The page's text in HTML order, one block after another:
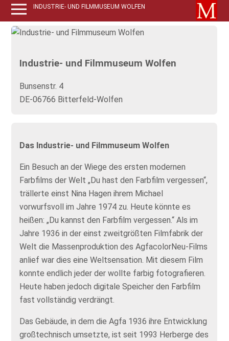
INDUSTRIE- UND FILMMUSEUM WOLFEN
Industrie- und Filmmuseum Wolfen
Bunsenstr. 4
DE-06766 Bitterfeld-Wolfen
Das Industrie- und Filmmuseum Wolfen
Ein Besuch an der Wiege des ersten modernen
Farbfilms der Welt „Du hast den Farbfilm vergessen“,
trällerte einst Nina Hagen ihrem Michael
vorwurfsvoll im Jahre 1974 zu. Heute könnte es
heißen: „Du kannst den Farbfilm vergessen.“ Als im
Jahre 1936 in der einst zweitgrößten Filmfabrik der
Welt die Massenproduktion des AgfacolorNeu-Films
anlief war dies eine Weltsensation. Mit diesem Film
konnte endlich jeder der wollte farbig fotografieren.
Heute haben jedoch digitale Speicher den Farbfilm
fast vollständig verdrängt.
Das Gebäude, in dem die Agfa 1936 ihre Entwicklung
großtechnisch umsetzte, ist seit 1993 Herberge des